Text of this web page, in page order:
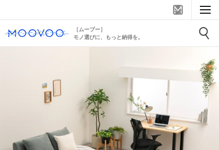
［ムーブー］
モノ選びに、もっと納得を。